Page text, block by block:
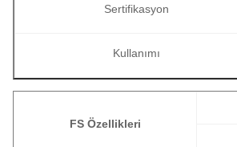
Sertifikasyon
Kullanımı
FS Özellikleri